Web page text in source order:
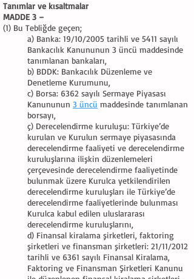
Tanımlar ve kısaltmalar
MADDE 3 –
(1) Bu Tebliğde geçen;
a) Banka: 19/10/2005 tarihli ve 5411 sayılı
Bankacılık Kanununun 3 üncü maddesinde
tanımlanan bankaları,
b) BDDK: Bankacılık Düzenleme ve
Denetleme Kurumunu,
c) Borsa: 6362 sayılı Sermaye Piyasası
Kanununun 3 üncü maddesinde tanımlanan
borsayı,
ç) Derecelendirme kuruluşu: Türkiye’de
kurulan ve Kurulun sermaye piyasasında
derecelendirme faaliyeti ve derecelendirme
kuruluşlarına ilişkin düzenlemeleri
çerçevesinde derecelendirme faaliyetinde
bulunmak üzere Kurulca yetkilendirilen
derecelendirme kuruluşları ile Türkiye’de
derecelendirme faaliyetlerinde bulunması
Kurulca kabul edilen uluslararası
derecelendirme kuruluşlarını,
d) Finansal kiralama şirketleri, faktoring
şirketleri ve finansman şirketleri: 21/11/2012
tarihli ve 6361 sayılı Finansal Kiralama,
Faktoring ve Finansman Şirketleri Kanunu